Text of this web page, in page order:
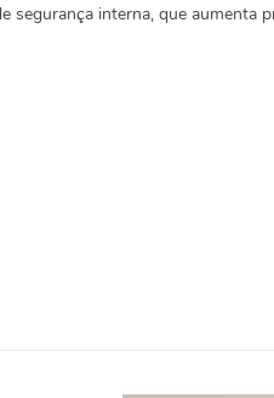
segurança interna, que aumenta